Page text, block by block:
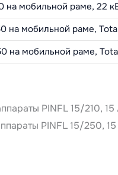
на мобильной раме, 22
на мобильной раме,
на мобильной раме,
PINFL 15/210,
PINFL 15/250,